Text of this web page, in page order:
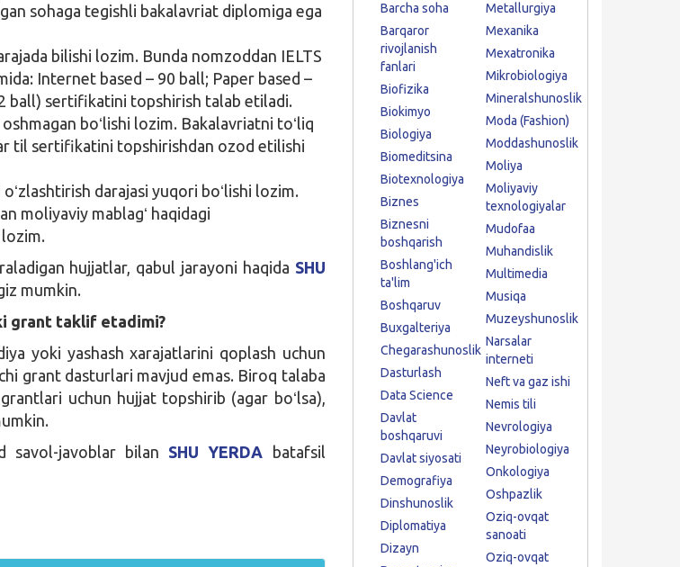
sohaga tegishli bakalavriat diplomiga ega
bilishi lozim. Bunda nomzoddan IELTS
Internet based – 90 ball; Paper based –
ball) sertifikatini topshirish talab etiladi.
boʻlishi lozim. Bakalavriatni toʻliq
til sertifikatini topshirishdan ozod etilishi
darajasi yuqori boʻlishi lozim.
moliyaviy mablagʻ haqidagi
hujjatlar, qabul jarayoni haqida SHU
mumkin.
grant taklif etadimi?
yoki yashash xarajatlarini qoplash uchun
grant dasturlari mavjud emas. Biroq talaba
uchun hujjat topshirib (agar boʻlsa),
savol-javoblar bilan SHU YERDA batafsil
Barcha soha
Barqaror
rivojlanish
fanlari
Biofizika
Biokimyo
Biologiya
Biomeditsina
Biotexnologiya
Biznes
Biznesni
boshqarish
Boshlang'ich
ta'lim
Boshqaruv
Buxgalteriya
Chegarashunoslik
Dasturlash
Data Science
Davlat
boshqaruvi
Davlat siyosati
Demografiya
Dinshunoslik
Diplomatiya
Dizayn
Metallurgiya
Mexanika
Mexatronika
Mikrobiologiya
Mineralshunoslik
Moda (Fashion)
Moddashunoslik
Moliya
Moliyaviy
texnologiyalar
Mudofaa
Muhandislik
Multimedia
Musiqa
Muzeyshunoslik
Narsalar
interneti
Neft va gaz ishi
Nemis tili
Nevrologiya
Neyrobiologiya
Onkologiya
Oshpazlik
Oziq-ovqat
sanoati
Oziq-ovqat